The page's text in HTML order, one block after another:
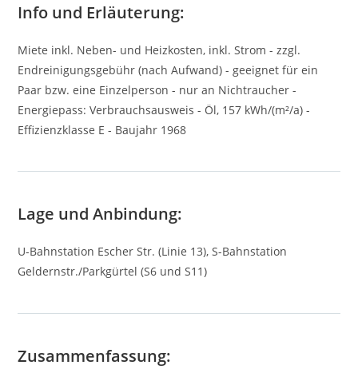
Info und Erläuterung:
Miete inkl. Neben- und Heizkosten, inkl. Strom - zzgl.
Endreinigungsgebühr (nach Aufwand) - geeignet für ein
Paar bzw. eine Einzelperson - nur an Nichtraucher -
Energiepass: Verbrauchsausweis - Öl, 157 kWh/(m²/a) -
Effizienzklasse E - Baujahr 1968
Lage und Anbindung:
U-Bahnstation Escher Str. (Linie 13), S-Bahnstation
Geldernstr./Parkgürtel (S6 und S11)
Zusammenfassung: